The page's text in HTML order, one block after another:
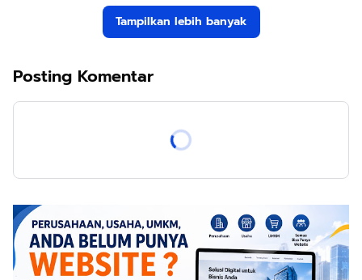
Tampilkan lebih banyak
Posting Komentar